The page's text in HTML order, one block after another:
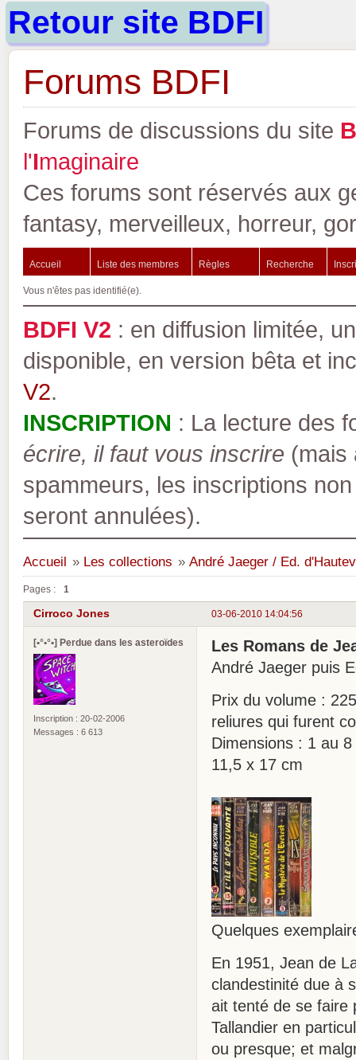
Retour site BDFI
Forums BDFI
Forums de discussions du site B
l'Imaginaire
Ces forums sont réservés aux
fantasy, merveilleux, horreur,
Accueil Liste des membres Règles Recherche
Vous n'êtes pas identifié(e).
BDFI V2 : en diffusion limitée,
disponible, en version bêta et
V2.
INSCRIPTION : La lecture des
écrire, il faut vous inscrire (mais
spammeurs, les inscriptions
seront annulées).
Accueil » Les collections » André Jaeger / Ed.
Pages : 1
03-06-2010 14:04:56
Cirroco Jones
[•°•°•] Perdue dans les asteroïdes
Inscription : 20-02-2006
Messages : 6 613
Les Romans de
André Jaeger puis
Prix du volume :
reliures qui furent
Dimensions : 1 au
11,5 x 17 cm
Quelques
En 1951, Jean de
clandestinité due à
ait tenté de se faire
Tallandier en
ou presque; et